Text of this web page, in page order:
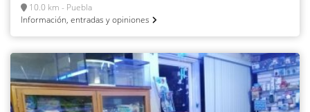
10.0 km - Puebla
Información, entradas y opiniones